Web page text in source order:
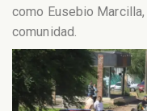
como Eusebio
comunidad.